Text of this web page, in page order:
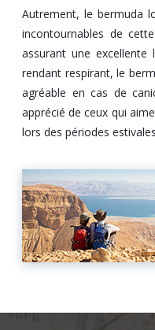
Autrement, le bermuda
incontournables de
assurant une
rendant respirant, le
agréable en cas de
apprécié de ceux qui
lors des périodes